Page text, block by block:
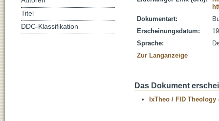
Dokumentart:
Erscheinungsdatum:
Sprache:
Zur Langanzeige
Das Dokument
IxTheo / FID Theology
Titel
DDC-Klassifikation